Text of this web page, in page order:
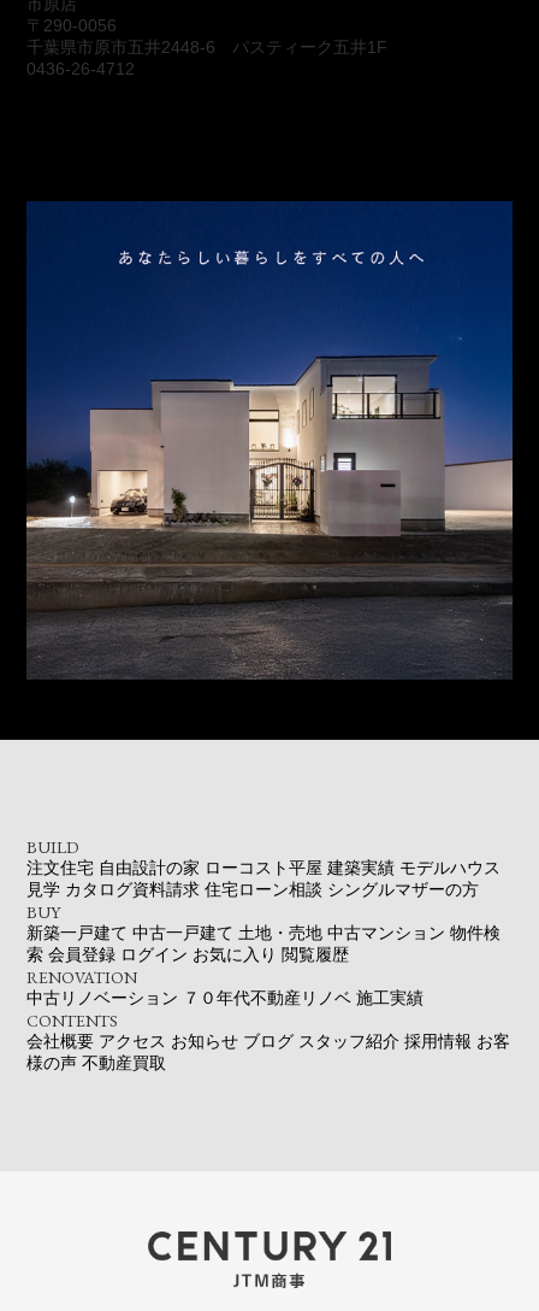
市原店
〒290-0056
千葉県市原市五井2448-6 パスティーク五井1F
0436-26-4712
BUILD
注文住宅 自由設計の家 ローコスト平屋 建築実績 モデルハウス
見学 カタログ資料請求 住宅ローン相談 シングルマザーの方
BUY
新築一戸建て 中古一戸建て 土地・売地 中古マンション 物件検
索 会員登録 ログイン お気に入り 閲覧履歴
RENOVATION
中古リノベーション ７０年代不動産リノベ 施工実績
CONTENTS
会社概要 アクセス お知らせ ブログ スタッフ紹介 採用情報 お客
様の声 不動産買取